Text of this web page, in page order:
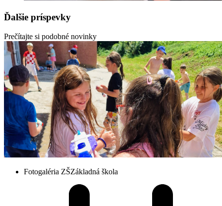
Ďalšie príspevky
Prečítajte si podobné novinky
Fotogaléria ZŠZákladná škola